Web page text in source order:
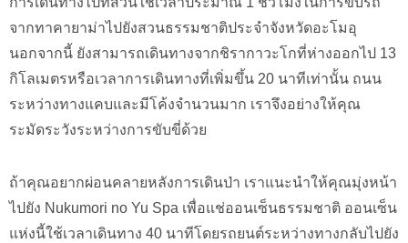
จากทาคายาม่าไปยังสวนธรรมชาติประจำจังหวัดอะโมอุ
นอกจากนี้ ยังสามารถเดินทางจากชิรากาวะโกที่ห่างออกไป 13
กิโลเมตรหรือเวลาการเดินทางที่เพิ่มขึ้น 20 นาทีเท่านั้น ถนน
ระหว่างทางแคบและมีโค้งจำนวนมาก เราจึงอย่างให้คุณ
ระมัดระวังระหว่างการขับขี่ด้วย
ถ้าคุณอยากผ่อนคลายหลังการเดินป่า เราแนะนำให้คุณมุ่งหน้า
ไปยัง Nukumori no Yu Spa เพื่อแช่ออนเซ็นธรรมชาติ ออนเซ็น
แห่งนี้ใช้เวลาเดินทาง 40 นาทีโดยรถยนต์ระหว่างทางกลับไปยัง